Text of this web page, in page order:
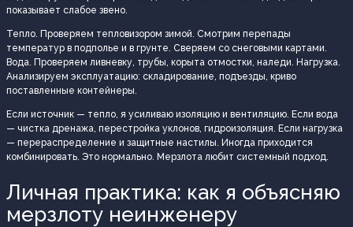
показывает слабое звено.
Тепло. Проверяем тепловизором зимой. Смотрим перепады
температур в подполье и в грунте. Сверяем со снеговыми картами.
Вода. Проверяем ливневку, трубы, корыта отмостки, наледи. Нагрузка.
Анализируем эксплуатацию: складирование, подъезды, криво
поставленные контейнеры.
Если источник — тепло, я усиливаю изоляцию и вентиляцию. Если вода
— чистка дренажа, перестройка уклонов, гидроизоляция. Если нагрузка
— перераспределение и защитные настилы. Иногда приходится
комбинировать. Это нормально. Мерзлота любит системный подход.
Личная практика: как я объясняю
мерзлоту неинженеру